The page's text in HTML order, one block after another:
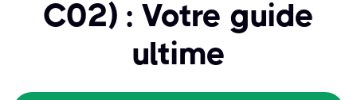
C02) : Votre guide
ultime